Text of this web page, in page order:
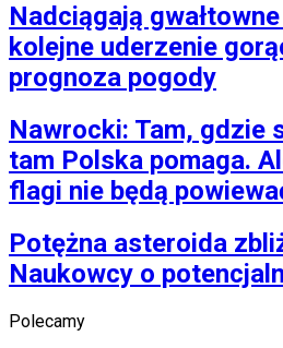
Nadciągają
kolejne uderzenie
prognoza pogody
Nawrocki: Tam, gdzie
tam Polska pomaga.
flagi nie będą
Potężna asteroida
Naukowcy o
Polecamy